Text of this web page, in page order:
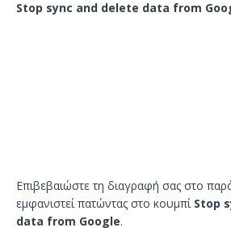
Stop sync and delete data from
Επιβεβαιώστε τη διαγραφή σας στο
εμφανιστεί πατώντας στο κουμπί Stop
data from Google.